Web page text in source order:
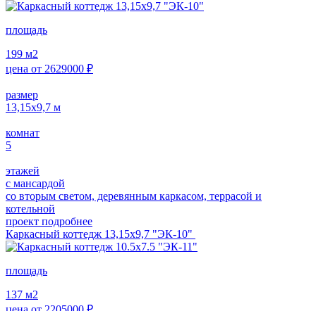
площадь
199 м2
цена от 2629000 ₽
размер
13,15х9,7 м
комнат
5
этажей
с мансардой
со вторым светом, деревянным каркасом, террасой и
котельной
проект подробнее
Каркасный коттедж 13,15х9,7 "ЭК-10"
площадь
137 м2